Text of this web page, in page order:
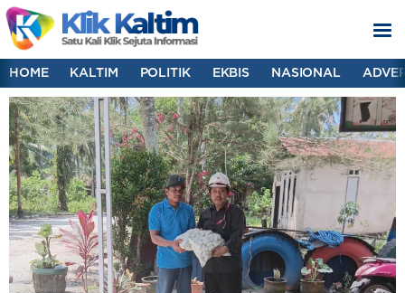
HOME KALTIM POLITIK EKBIS NASIONAL